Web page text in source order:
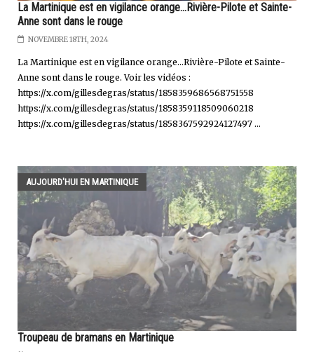
La Martinique est en vigilance orange...Rivière-Pilote et Sainte-
Anne sont dans le rouge
NOVEMBRE 18TH, 2024
La Martinique est en vigilance orange…Rivière-Pilote et Sainte-
Anne sont dans le rouge. Voir les vidéos :
https://x.com/gillesdegras/status/1858359686568751558
https://x.com/gillesdegras/status/1858359118509060218
https://x.com/gillesdegras/status/1858367592924127497 ...
AUJOURD'HUI EN MARTINIQUE
Troupeau de bramans en Martinique